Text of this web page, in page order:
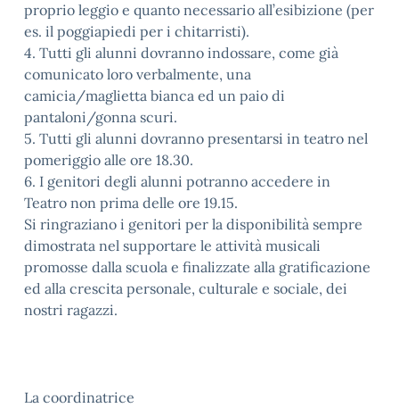
proprio leggio e quanto necessario all’esibizione (per
es. il poggiapiedi per i chitarristi).
4. Tutti gli alunni dovranno indossare, come già
comunicato loro verbalmente, una
camicia/maglietta bianca ed un paio di
pantaloni/gonna scuri.
5. Tutti gli alunni dovranno presentarsi in teatro nel
pomeriggio alle ore 18.30.
6. I genitori degli alunni potranno accedere in
Teatro non prima delle ore 19.15.
Si ringraziano i genitori per la disponibilità sempre
dimostrata nel supportare le attività musicali
promosse dalla scuola e finalizzate alla gratificazione
ed alla crescita personale, culturale e sociale, dei
nostri ragazzi.
La coordinatrice